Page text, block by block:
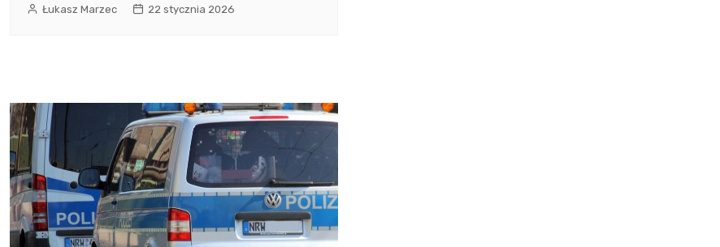
Łukasz Marzec 22 stycznia 2026